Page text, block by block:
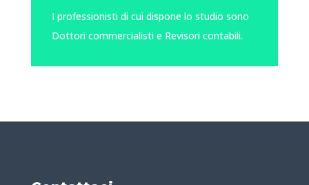
I professionisti di cui dispone lo studio sono
Dottori commercialisti e Revisori contabili.